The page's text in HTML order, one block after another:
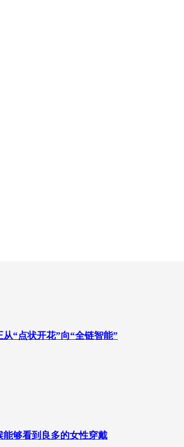
“点状开花”向“全链智能”
能够看到良多的女性穿戴